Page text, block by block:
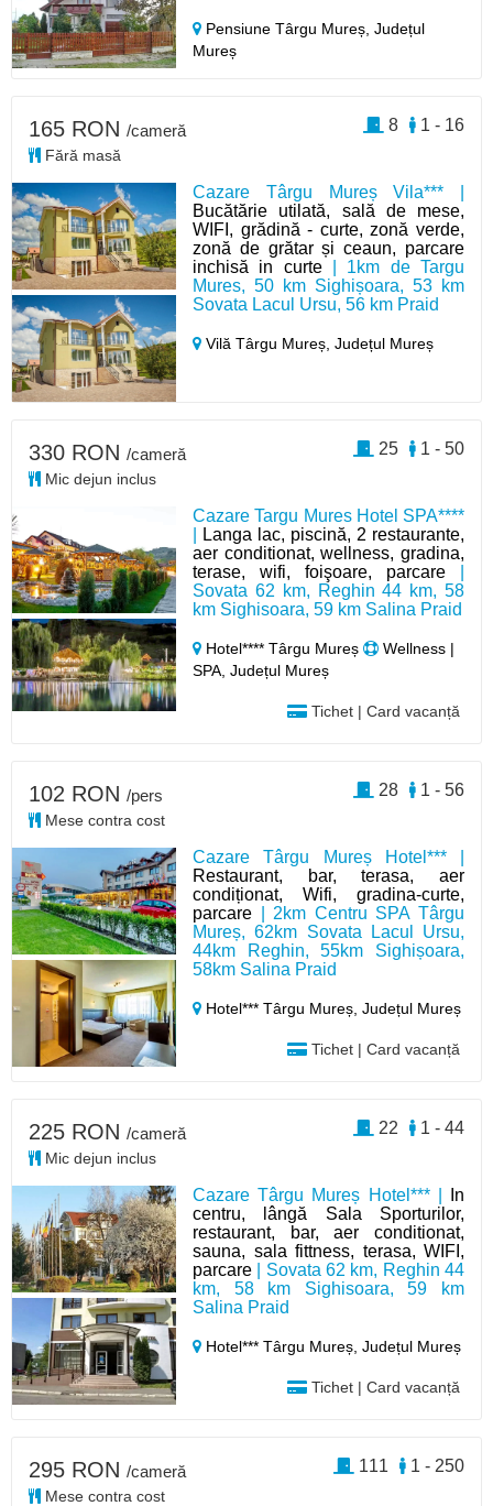
Pensiune Târgu Mureș,Județul
Mureș
Cazare Târgu Mureș Vila*** |
Bucătărie utilată, sală de mese,
WIFI, grădină - curte, zonă verde,
zonă de grătar și ceaun, parcare
inchisă in curte| 1km de Targu
Mures, 50 km Sighișoara, 53 km
Sovata Lacul Ursu, 56 km Praid
Vilă Târgu Mureș,Județul Mureș
165 RON /cameră
Fără masă
1 - 16
8
Cazare Targu Mures Hotel SPA****
Langa lac, piscină, 2 restaurante,
aer conditionat, wellness, gradina,
terase, wifi, foişoare, parcare
Sovata 62 km, Reghin 44 km, 58
km Sighisoara, 59 km Salina Praid
Hotel**** Târgu Mureș
Wellness |
SPA, Județul Mureș
Tichet | Card vacanță
330 RON /cameră
Mic dejun inclus
1 - 50
25
Cazare Târgu Mureș Hotel*** |
Restaurant, bar, terasa, aer
condiționat, Wifi, gradina-curte,
parcare | 2km Centru SPA Târgu
Mureș, 62km Sovata Lacul Ursu,
44km Reghin, 55km Sighișoara,
58km Salina Praid
Hotel*** Târgu Mureș,Județul Mureș
Tichet | Card vacanță
102 RON /pers
Mese contra cost
1 - 56
28
Cazare Târgu Mureș Hotel*** |
In
centru, lângă Sala Sporturilor,
restaurant, bar, aer conditionat,
sauna, sala fittness, terasa, WIFI,
parcare | Sovata 62 km, Reghin 44
km, 58 km Sighisoara, 59 km
Salina Praid
Hotel*** Târgu Mureș,Județul Mureș
Tichet | Card vacanță
225 RON /cameră
Mic dejun inclus
1 - 44
22
295 RON /cameră
Mese contra cost
1 - 250
111